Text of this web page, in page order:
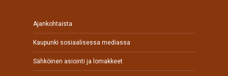
Ajankohtaista
Kaupunki sosiaalisessa mediassa
Sähköinen asiointi ja lomakkeet